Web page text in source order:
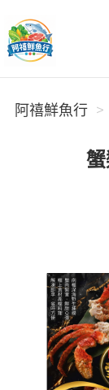
阿禧鮮魚行
阿禧鮮魚行